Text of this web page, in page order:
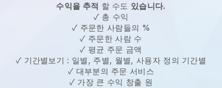
수익을 추적 할 수도 있습니다.
✓ 총 수익
✓ 주문한 사람들의 %
✓ 주문한 사람 수
✓ 평균 주문 금액
✓ 기간별보기 : 일별, 주별, 월별, 사용자 정의 기간별
✓ 대부분의 주문 서비스
✓ 가장 큰 수익 창출 원